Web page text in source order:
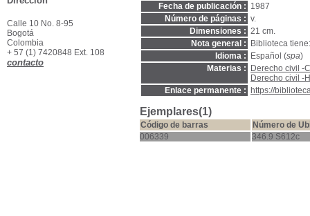
Fecha de publicación : 1987
Número de páginas : v.
Dimensiones : 21 cm.
Nota general :
Biblioteca
Idioma :
Español (spa)
Materias :
Derecho civil -
Derecho civil -
Enlace permanente :
https://
Ejemplares(1)
Código de barras
Número de
006339
346.9 S612c
Calle 10 No. 8-95
Bogotá
Colombia
+ 57 (1) 7420848 Ext. 108
contacto